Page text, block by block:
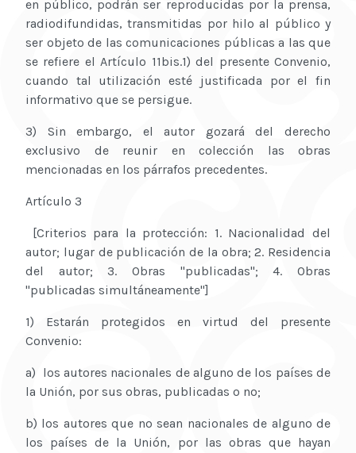
en público, podrán ser reproducidas por la prensa,
radiodifundidas, transmitidas por hilo al público y
ser objeto de las comunicaciones públicas a las que
se refiere el Artículo 11bis.1) del presente Convenio,
cuando tal utilización esté justificada por el fin
informativo que se persigue.
3) Sin embargo, el autor gozará del derecho
exclusivo de reunir en colección las obras
mencionadas en los párrafos precedentes.
Artículo 3
[Criterios para la protección: 1. Nacionalidad del
autor; lugar de publicación de la obra; 2. Residencia
del autor; 3. Obras "publicadas"; 4. Obras
"publicadas simultáneamente"]
1) Estarán protegidos en virtud del presente
Convenio:
a) los autores nacionales de alguno de los países de
la Unión, por sus obras, publicadas o no;
b) los autores que no sean nacionales de alguno de
los países de la Unión, por las obras que hayan